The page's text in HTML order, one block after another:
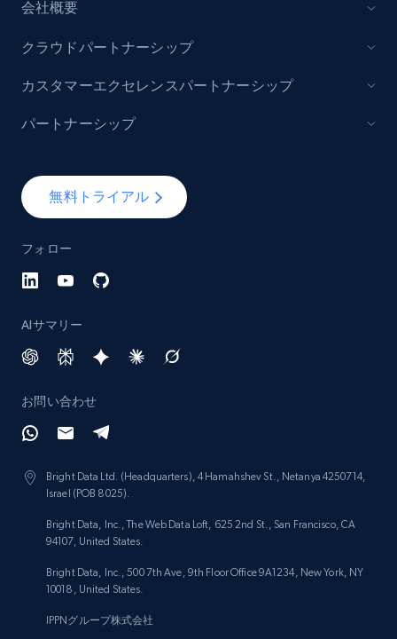
会社概要
無料トライアル
フォロー
AIサマリー
お問い合わせ
Bright Data Ltd. (Headquarters), 4 Hamahshev St., Netanya 4250714,
Israel (POB 8025).
Bright Data, Inc., The Web Data Loft, 625 2nd St., San Francisco, CA
94107, United States.
Bright Data, Inc., 500 7th Ave, 9th Floor Office 9A1234, New York, NY
10018, United States.
IPPNグループ株式会社
クラウドパートナーシップ
カスタマーエクセレンスパートナーシップ
パートナーシップ